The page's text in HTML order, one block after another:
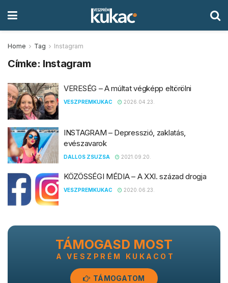
Home Tag Instagram
Címke: Instagram
VERESÉG – A múltat végképp eltörölni
VESZPREMKUKAC 2026.04.23.
INSTAGRAM – Depresszió, zaklatás,
evészavarok
DALLOS ZSUZSA 2021.09.20.
KÖZÖSSÉGI MÉDIA – A XXI. század drogja
VESZPREMKUKAC 2020.06.23.
TÁMOGASD MOST
A VESZPRÉM KUKACOT
TÁMOGATOM